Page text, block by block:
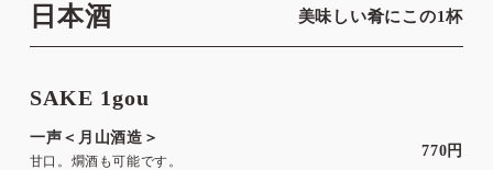
日本酒 美味しい肴にこの1杯
SAKE 1gou
一声＜月山酒造＞
甘口。燗酒も可能です。
770円